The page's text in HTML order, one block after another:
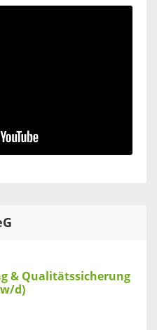
& Qualitätssicherung
d)